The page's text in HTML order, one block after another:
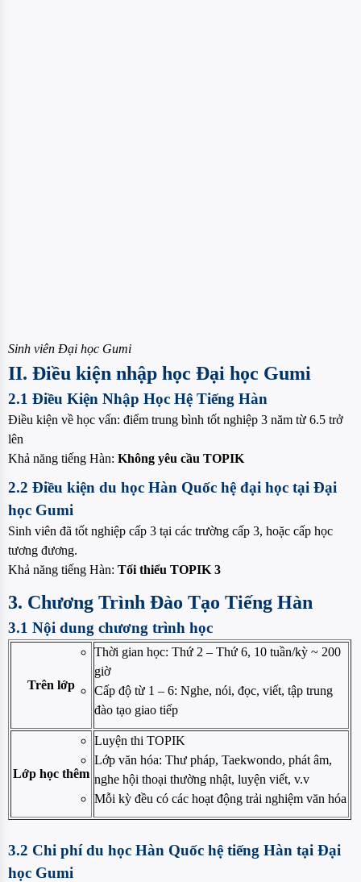
Sinh viên Đại học Gumi
II. Điều kiện nhập học Đại học Gumi
2.1 Điều Kiện Nhập Học Hệ Tiếng Hàn
Điều kiện về học vấn: điểm trung bình tốt nghiệp 3 năm từ 6.5 trở
lên
Khả năng tiếng Hàn: Không yêu cầu TOPIK
2.2 Điều kiện du học Hàn Quốc hệ đại học tại Đại
học Gumi
Sinh viên đã tốt nghiệp cấp 3 tại các trường cấp 3, hoặc cấp học
tương đương.
Khả năng tiếng Hàn: Tối thiểu TOPIK 3
3. Chương Trình Đào Tạo Tiếng Hàn
3.1 Nội dung chương trình học
Trên lớp
Thời gian học: Thứ 2 – Thứ 6, 10 tuần/kỳ ~ 200
giờ
Cấp độ từ 1 – 6: Nghe, nói, đọc, viết, tập trung
đào tạo giao tiếp
Lớp học thêm
Luyện thi TOPIK
Lớp văn hóa: Thư pháp, Taekwondo, phát âm,
nghe hội thoại thường nhật, luyện viết, v.v
Mỗi kỳ đều có các hoạt động trải nghiệm văn hóa
3.2 Chi phí du học Hàn Quốc hệ tiếng Hàn tại Đại
học Gumi